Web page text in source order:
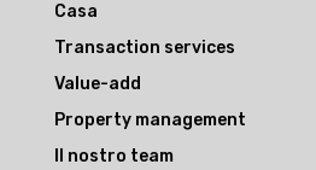
Casa
Transaction services
Value-add
Property management
Il nostro team